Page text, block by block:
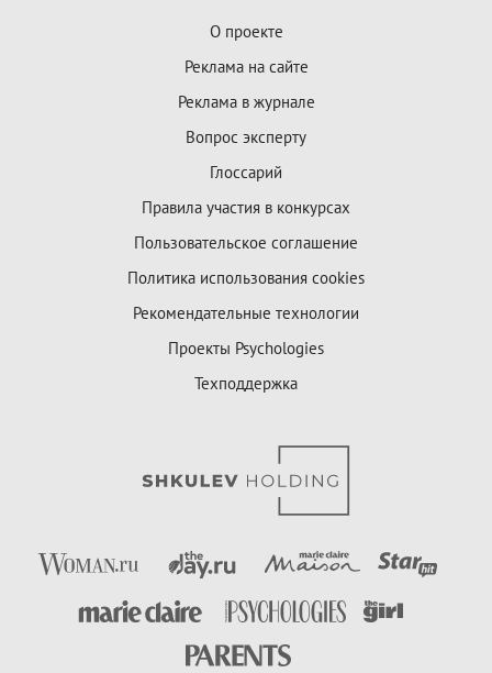
О проекте
Реклама на сайте
Реклама в журнале
Вопрос эксперту
Глоссарий
Правила участия в конкурсах
Пользовательское соглашение
Политика использования cookies
Рекомендательные технологии
Проекты Psychologies
Техподдержка